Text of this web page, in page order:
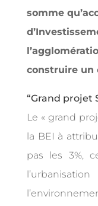
somme
construire un
“Grand projet
Le « grand
la BEI à
pas les 3%,